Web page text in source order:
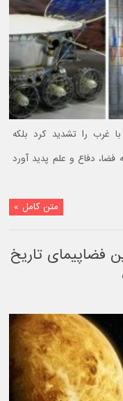
با غرب را تشدید کرد بلکه
دفاع و علم پدید آورد
متن کامل »
نخستین فضاپیمای تاریخ